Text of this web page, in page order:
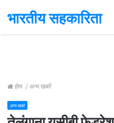
भारतीय सहकारिता
होम /अन्य खबरें
अन्य खबरें